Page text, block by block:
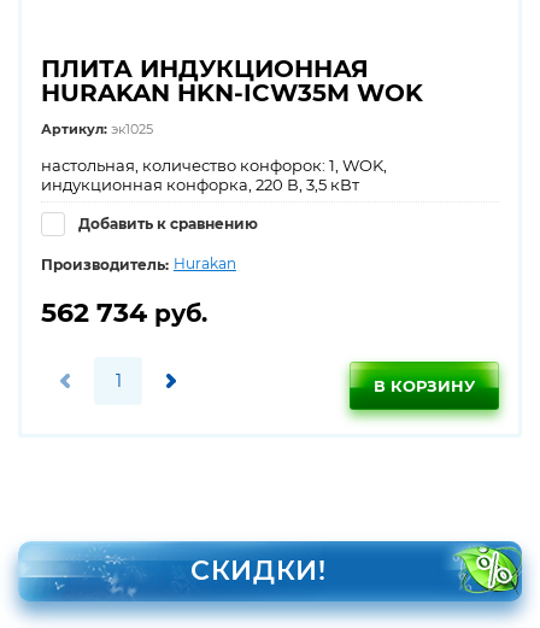
СКИДКИ!
ПЛИТА ИНДУКЦИОННАЯ
HURAKAN HKN-ICW35M WOK
Артикул: эк1025
настольная, количество конфорок: 1, WOK,
индукционная конфорка, 220 В, 3,5 кВт
Добавить к сравнению
Производитель: Hurakan
562 734 руб.
В КОРЗИНУ